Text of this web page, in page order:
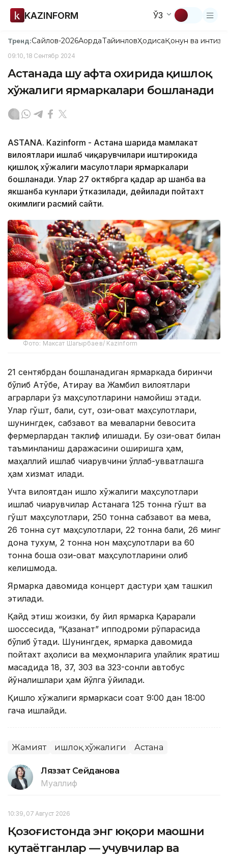
KAZINFORM ЎЗ
Тренд:Сайлов-2026АқордаТайинловҲодисаҚонун ва
09:10, 18 Сентябр 2024
Астанада шу ҳафта охирида қишлоқ
хўжалиги ярмаркалари бошланади
ASTANA. Kazinform - Астана шаҳрида мамлакат
вилоятлари ишлаб чиқарувчилари иштирокида
қишлоқ хўжалиги маҳсулотлари ярмаркалари
бошланади. Улар 27 октябрга қадар ҳар шанба ва
якшанба кунлари ўтказилади, дейилади пойтахт
ҳокимлиги расмий сайти.
Фото: Максат Шагырбаев/ Kazinform
21 сентябрдан бошланадиган ярмаркада биринчи
бўлиб Ақтўбе, Атирау ва Жамбил вилоятлари
аграрлари ўз маҳсулотларини намойиш этади.
Улар гўшт, балиқ, сут, озиқ-овқат маҳсулотлари,
шунингдек, сабзавот ва меваларни бевосита
фермерлардан таклиф қилишади. Бу озиқ-овқат билан
таъминланиш даражасини оширишга ҳам,
маҳаллий ишлаб чиқарувчини қўллаб-қувватлашга
ҳам хизмат қилади.
Учта вилоятдан қишлоқ хўжалиги маҳсулотлари
ишлаб чиқарувчилар Астанага 125 тонна гўшт ва
гўшт маҳсулотлари, 250 тонна сабзавот ва мева,
26 тонна сут маҳсулотлари, 22 тонна балиқ, 26 минг
дона тухум, 2 тонна нон маҳсулотлари ва 60
тонна бошқа озиқ-овқат маҳсулотларини олиб
келишмоқда.
Ярмарка давомида концерт дастури ҳам ташкил
этилади.
Қайд этиш жоизки, бу йил ярмарка Қарқарали
шоссесида, “Қазанат” ипподроми рўпарасида
бўлиб ўтади. Шунингдек, ярмарка давомида
пойтахт аҳолиси ва меҳмонларига қулайлик яратиш
мақсадида 18, 37, 303 ва 323-сонли автобус
йўналишлари ҳам йўлга қўйилади.
Қишлоқ хўжалиги ярмаркаси соат 9:00 дан 18:00
гача ишлайди.
Жамият Қишлоқ хўжалиги Астана
Ляззат Сейданова
Муаллиф
10:39, 07 Август 2026
Қозоғистонда энг юқори маошни
кутаётганлар — учувчилар ва